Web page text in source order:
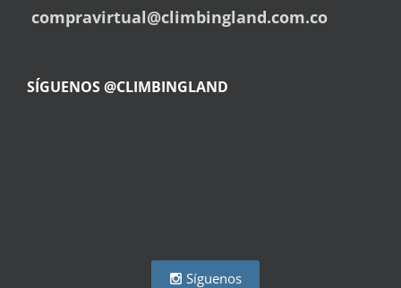
compravirtual@climbingland.com.co
SÍGUENOS @CLIMBINGLAND
Síguenos